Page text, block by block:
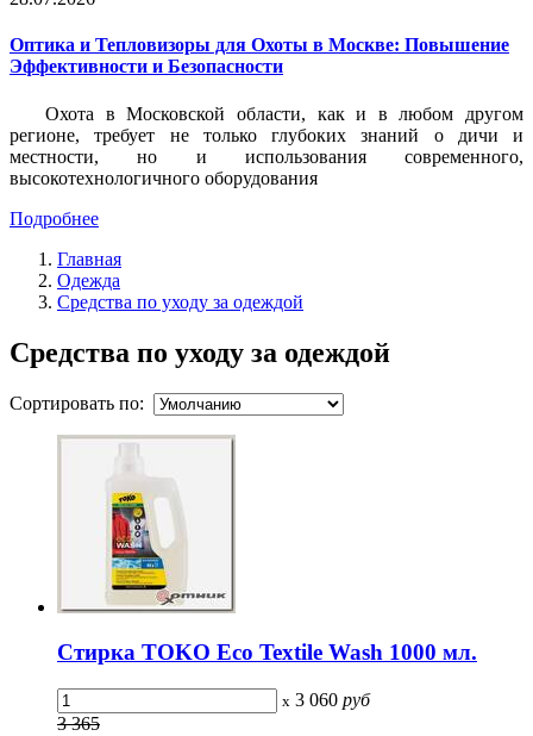
Оптика и Тепловизоры для Охоты в Москве: Повышение
Эффективности и Безопасности
Охота в Московской области, как и в любом другом
регионе, требует не только глубоких знаний о дичи и
местности, но и использования современного,
высокотехнологичного оборудования
Подробнее
Главная
Одежда
Средства по уходу за одеждой
Средства по уходу за одеждой
Сортировать по:
Стирка TOKO Eco Textile Wash 1000 мл.
x 3 060 руб
3 365